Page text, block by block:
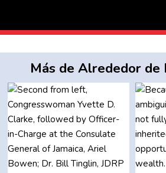
Más de Alrededor de